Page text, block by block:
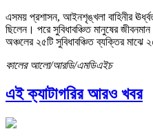
এসময় প্রশাসন, আইনশৃঙ্খলা বাহিনীর
ছিলেন। পরে সুবিধাবঞ্চিত মানুষের
অঞ্চলের ২৫টি সুবিধাবঞ্চিত ব্যক্তির মাঝে
কালের আলো/আরডি/এমডিএইচ
এই ক্যাটাগরির আরও খবর